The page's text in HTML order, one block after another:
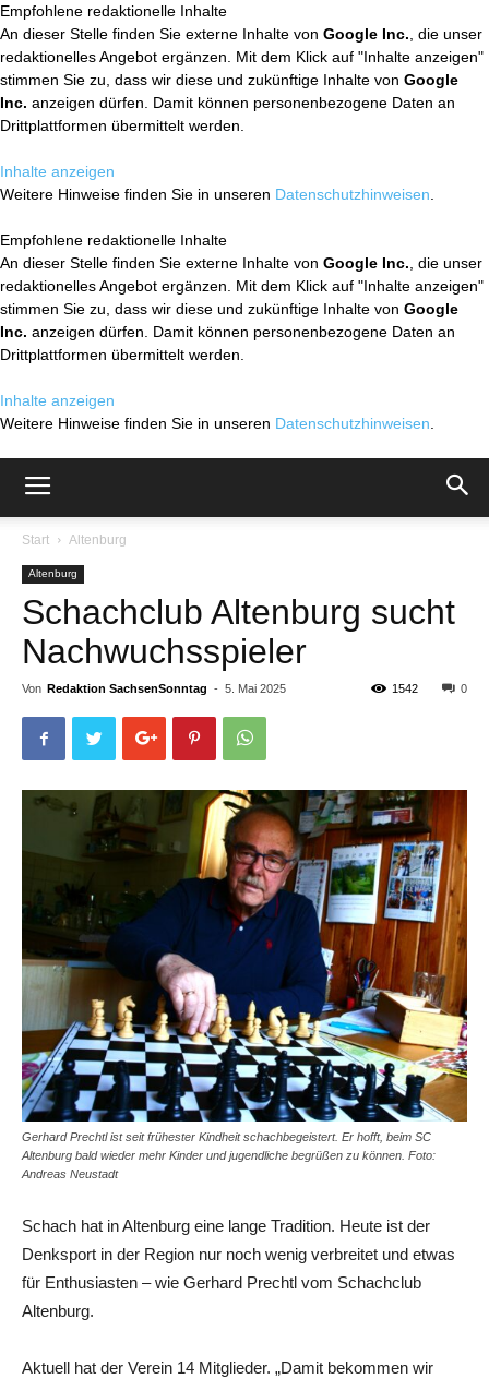
Empfohlene redaktionelle Inhalte
An dieser Stelle finden Sie externe Inhalte von Google Inc. , die unser
redaktionelles Angebot ergänzen. Mit dem Klick auf "Inhalte anzeigen"
stimmen Sie zu, dass wir diese und zukünftige Inhalte von Google
Inc. anzeigen dürfen. Damit können personenbezogene Daten an
Drittplattformen übermittelt werden.
Inhalte anzeigen
Weitere Hinweise finden Sie in unseren Datenschutzhinweisen
Empfohlene redaktionelle Inhalte
An dieser Stelle finden Sie externe Inhalte von Google Inc. , die unser
redaktionelles Angebot ergänzen. Mit dem Klick auf "Inhalte anzeigen"
stimmen Sie zu, dass wir diese und zukünftige Inhalte von Google
Inc. anzeigen dürfen. Damit können personenbezogene Daten an
Drittplattformen übermittelt werden.
Inhalte anzeigen
Weitere Hinweise finden Sie in unseren Datenschutzhinweisen
Start Altenburg
Altenburg
Schachclub Altenburg sucht
Nachwuchsspieler
Von Redaktion SachsenSonntag - 5. Mai 2025 0
1542
Gerhard Prechtl ist seit frühester Kindheit schachbegeistert. Er hofft, beim SC
Altenburg bald wieder mehr Kinder und jugendliche begrüßen zu können. Foto:
Andreas Neustadt
Schach hat in Altenburg eine lange Tradition. Heute ist der
Denksport in der Region nur noch wenig verbreitet und etwas
für Enthusiasten – wie Gerhard Prechtl vom Schachclub
Altenburg.
Aktuell hat der Verein 14 Mitglieder. „Damit bekommen wir